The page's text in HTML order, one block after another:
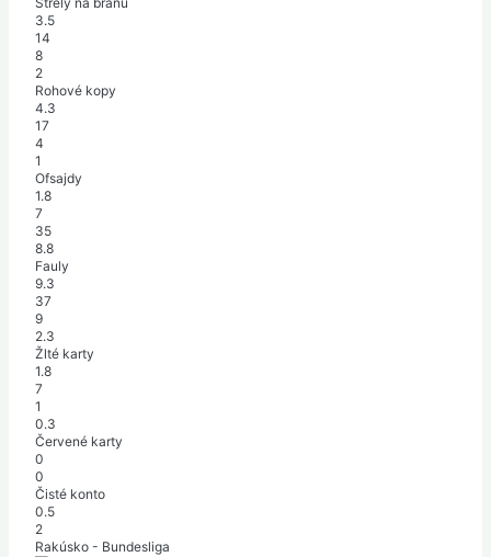
3.5
14
8
2
Rohové kopy
4.3
17
4
1
Ofsajdy
1.8
7
35
8.8
Fauly
9.3
37
9
2.3
Žlté karty
1.8
7
1
0.3
Červené karty
0
0
Čisté konto
0.5
2
Rakúsko - Bundesliga